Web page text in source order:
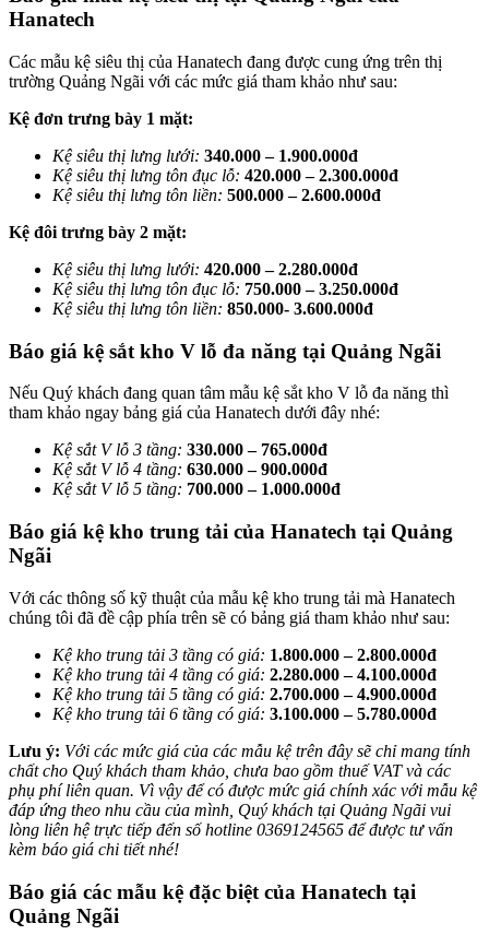
Hanatech
Các mẫu kệ siêu thị của Hanatech đang được cung ứng trên thị
trường Quảng Ngãi với các mức giá tham khảo như sau:
Kệ đơn trưng bày 1 mặt:
Kệ siêu thị lưng lưới: 340.000 – 1.900.000đ
Kệ siêu thị lưng tôn đục lỗ: 420.000 – 2.300.000đ
Kệ siêu thị lưng tôn liền: 500.000 – 2.600.000đ
Kệ đôi trưng bày 2 mặt:
Kệ siêu thị lưng lưới: 420.000 – 2.280.000đ
Kệ siêu thị lưng tôn đục lỗ: 750.000 – 3.250.000đ
Kệ siêu thị lưng tôn liền: 850.000- 3.600.000đ
Báo giá kệ sắt kho V lỗ đa năng tại Quảng Ngãi
Nếu Quý khách đang quan tâm mẫu kệ sắt kho V lỗ đa năng thì
tham khảo ngay bảng giá của Hanatech dưới đây nhé:
Kệ sắt V lỗ 3 tầng: 330.000 – 765.000đ
Kệ sắt V lỗ 4 tầng: 630.000 – 900.000đ
Kệ sắt V lỗ 5 tầng: 700.000 – 1.000.000đ
Báo giá kệ kho trung tải của Hanatech tại Quảng
Ngãi
Với các thông số kỹ thuật của mẫu kệ kho trung tải mà Hanatech
chúng tôi đã đề cập phía trên sẽ có bảng giá tham khảo như sau:
Kệ kho trung tải 3 tầng có giá: 1.800.000 – 2.800.000đ
Kệ kho trung tải 4 tầng có giá: 2.280.000 – 4.100.000đ
Kệ kho trung tải 5 tầng có giá: 2.700.000 – 4.900.000đ
Kệ kho trung tải 6 tầng có giá: 3.100.000 – 5.780.000đ
Lưu ý: Với các mức giá của các mẫu kệ trên đây sẽ chỉ mang tính
chất cho Quý khách tham khảo, chưa bao gồm thuế VAT và các
phụ phí liên quan. Vì vậy để có được mức giá chính xác với mẫu kệ
đáp ứng theo nhu cầu của mình, Quý khách tại Quảng Ngãi vui
lòng liên hệ trực tiếp đến số hotline 0369124565 để được tư vấn
kèm báo giá chi tiết nhé!
Báo giá các mẫu kệ đặc biệt của Hanatech tại
Quảng Ngãi